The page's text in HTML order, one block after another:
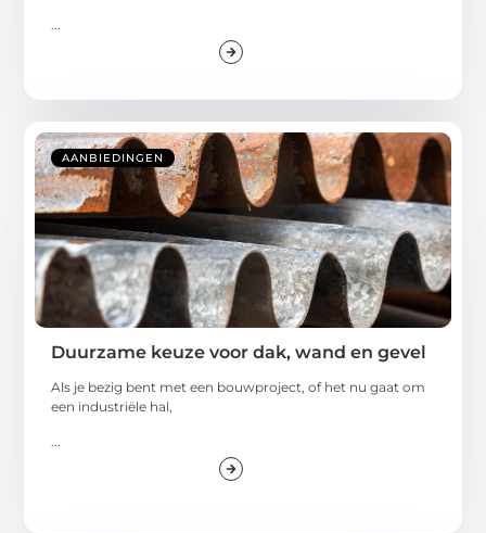
...
AANBIEDINGEN
Duurzame keuze voor dak, wand en gevel
Als je bezig bent met een bouwproject, of het nu gaat om
een industriële hal,
...